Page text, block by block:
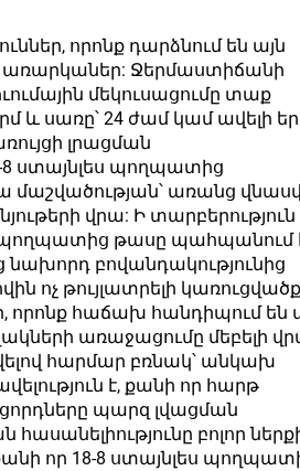
որոնք դարձնում են այն
առարկաներ: Ջերմաստիճանի
մեկուսացումը տաք
և սառը՝ 24 ժամ կամ ավելի
լրացման
8 ստայնլես պողպատից
առանց
վրա: Ի տարբերություն
պողպատից թասը պահպանում
նախորդ բովանդակությունից
ոչ թույլատրելի
որոնք հաճախ հանդիպում են
առաջացումը մեբելի
հարմար բռնակ՝ անկախ
է, քանի որ հարթ
պարզ լվացման
բոլոր
որ 18-8 ստայնլես